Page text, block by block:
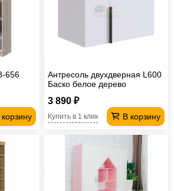
656
Антресоль двухдверная L600
Баско белое дерево
3 890 ₽
В корзину
Купить в 1 клик